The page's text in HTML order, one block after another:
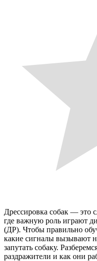
Дрессировка собак — это
где важную роль играют
(ДР). Чтобы правильно
какие сигналы вызывают
запутать собаку.
раздражители и как они